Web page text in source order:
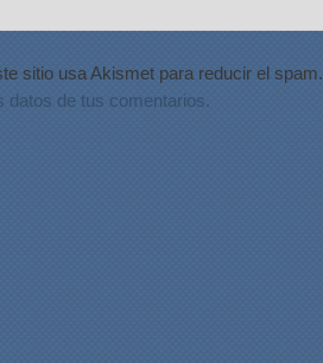
sitio usa Akismet para reducir el spam.
datos de tus comentarios.